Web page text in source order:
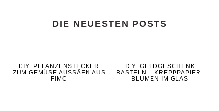
DIE NEUESTEN POSTS
DIY: PFLANZENSTECKER
ZUM GEMÜSE AUSSÄEN AUS
FIMO
DIY: GELDGESCHENK
BASTELN – KREPPPAPIER-
BLUMEN IM GLAS